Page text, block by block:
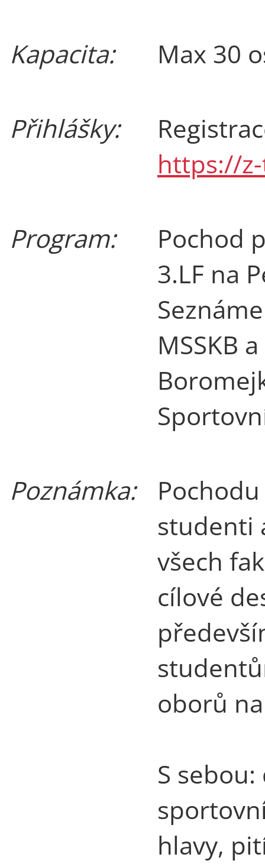
Kapacita: Max 30
Přihlášky:
https://
Program:
Pochod
3.LF na
MSSKB
Poznámka:
studenti
všech
cílové
oborů
S
hlavy,